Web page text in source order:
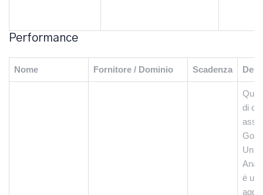
Performance
Nome Fornitore / Dominio Scadenza
di
è un